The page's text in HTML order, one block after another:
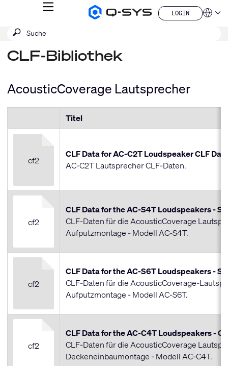
Q-
Homepage
MENÜ
LOGIN
LOGIN
QSYS.com (English)
Deutsch
日本語
Suche
SUCHE
CLF-Bibliothek
AcousticCoverage Lautsprecher
Titel
cf2
CLF Data for AC-C2T Loudspeaker CLF
AC-C2T Lautsprecher CLF-Daten.
cf2
CLF Data for the AC-S4T Loudspeakers -
CLF-Daten für die AcousticCoverage
Aufputzmontage - Modell AC-S4T.
cf2
CLF Data for the AC-S6T Loudspeakers -
CLF-Daten für die AcousticCoverage-
Aufputzmontage - Modell AC-S6T.
cf2
CLF Data for the AC-C4T Loudspeakers -
CLF-Daten für die AcousticCoverage
Deckeneinbaumontage - Modell AC-C4T.